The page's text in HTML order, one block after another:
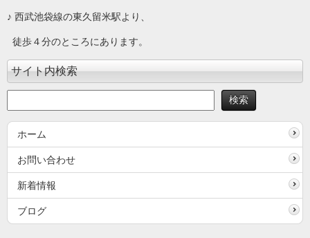
♪ 西武池袋線の東久留米駅より、
徒歩４分のところにあります。
サイト内検索
ホーム
お問い合わせ
新着情報
ブログ